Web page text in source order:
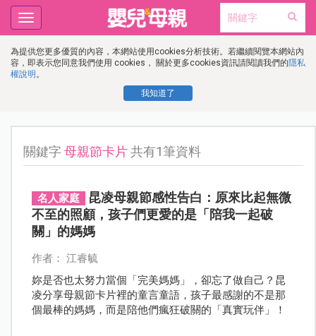
為提供您更多優質的內容，本網站使用cookies分析技術。若繼續閱覽本網站內
容，即表示您同意我們使用 cookies， 關於更多cookies資訊請閱讀我們的隱私
權說明 。
我知道了
Toggle
navigation
關鍵字母親節卡片共有1筆資料
名人家庭
昆凌母親節感性告白：原來比起無微
不至的照顧，孩子們更愛的是「陪我一起破
關」的媽媽
作者： 江睿毓
妳是否也太努力當個「完美媽媽」，卻忘了做自己？昆
凌分享母親節卡片裡的童言童語，孩子最感謝的不是那
個最棒的媽媽，而是陪他們瘋狂破關的「真實玩伴」！